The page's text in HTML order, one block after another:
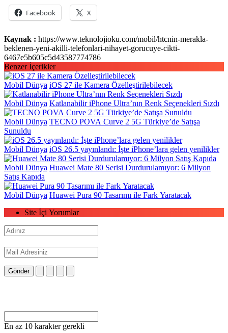
Facebook X
Kaynak : https://www.teknolojioku.com/mobil/htcnin-merakla-
beklenen-yeni-akilli-telefonlari-nihayet-gorucuye-cikti-
6467e5b605c5d43587774786
Benzer İçerikler
Mobil Dünya iOS 27 ile Kamera Özelleştirilebilecek
Mobil Dünya Katlanabilir iPhone Ultra’nın Renk Seçenekleri Sızdı
Mobil Dünya TECNO POVA Curve 2 5G Türkiye’de Satışa
Sunuldu
Mobil Dünya iOS 26.5 yayınlandı: İşte iPhone’lara gelen yenilikler
Mobil Dünya Huawei Mate 80 Serisi Durdurulamıyor: 6 Milyon
Satış Kapıda
Mobil Dünya Huawei Pura 90 Tasarımı ile Fark Yaratacak
Site İçi Yorumlar
Gönder
En az 10 karakter gerekli